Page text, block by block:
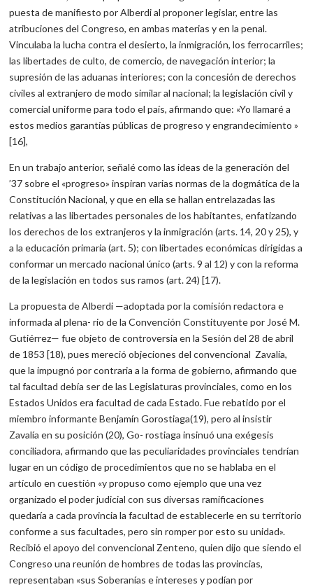
puesta de manifiesto por Alberdi al proponer legislar, entre las
atribuciones del Congreso, en ambas materias y en la penal.
Vinculaba la lucha contra el desierto, la inmigración, los ferrocarriles;
las libertades de culto, de comercio, de navegación interior; la
supresión de las aduanas interiores; con la concesión de derechos
civiles al extranjero de modo similar al nacional; la legislación civil y
comercial uniforme para todo el país, afirmando que: «Yo llamaré a
estos medios garantías públicas de progreso y engrandecimiento »
[16],
En un trabajo anterior, señalé como las ideas de la generación del
’37 sobre el «progreso» inspiran varias normas de la dogmática de la
Constitución Nacional, y que en ella se hallan entrelazadas las
relativas a las libertades personales de los habitantes, enfatizando
los derechos de los extranjeros y la inmigración (arts. 14, 20 y 25), y
a la educación primaria (art. 5); con libertades económicas dirigidas a
conformar un mercado nacional único (arts. 9 al 12) y con la reforma
de la legislación en todos sus ramos (art. 24) [17).
La propuesta de Alberdi —adoptada por la comisión redactora e
informada al plena- rio de la Convención Constituyente por José M.
Gutiérrez— fue objeto de controversia en la Sesión del 28 de abril
de 1853 [18), pues mereció objeciones del convencional Zavalía,
que la impugnó por contraria a la forma de gobierno, afirmando que
tal facultad debía ser de las Legislaturas provinciales, como en los
Estados Unidos era facultad de cada Estado. Fue rebatido por el
miembro informante Benjamín Gorostiaga(19), pero al insistir
Zavalía en su posición (20), Go- rostiaga insinuó una exégesis
conciliadora, afirmando que las peculiaridades provinciales tendrían
lugar en un código de procedimientos que no se hablaba en el
artículo en cuestión «y propuso como ejemplo que una vez
organizado el poder judicial con sus diversas ramificaciones
quedaría a cada provincia la facultad de establecerle en su territorio
conforme a sus facultades, pero sin romper por esto su unidad».
Recibió el apoyo del convencional Zenteno, quien dijo que siendo el
Congreso una reunión de hombres de todas las provincias,
representaban «sus Soberanías e intereses y podían por